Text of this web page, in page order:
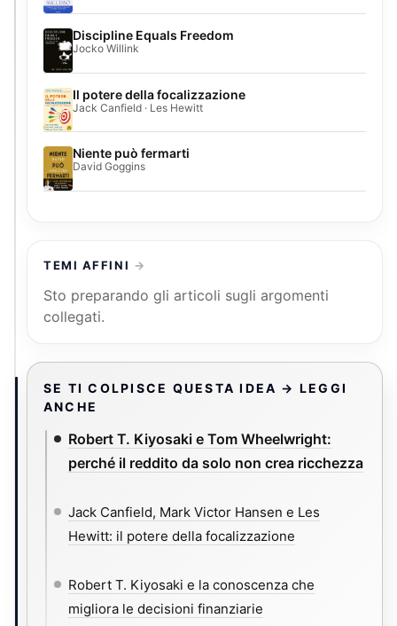
Discipline Equals Freedom
Jocko Willink
Il potere della focalizzazione
Jack Canfield · Les Hewitt
Niente può fermarti
David Goggins
TEMI AFFINI
Sto preparando gli articoli sugli argomenti
collegati.
SE TI COLPISCE QUESTA IDEA → LEGGI
ANCHE
Robert T. Kiyosaki e Tom Wheelwright:
perché il reddito da solo non crea ricchezza
Jack Canfield, Mark Victor Hansen e Les
Hewitt: il potere della focalizzazione
Robert T. Kiyosaki e la conoscenza che
migliora le decisioni finanziarie